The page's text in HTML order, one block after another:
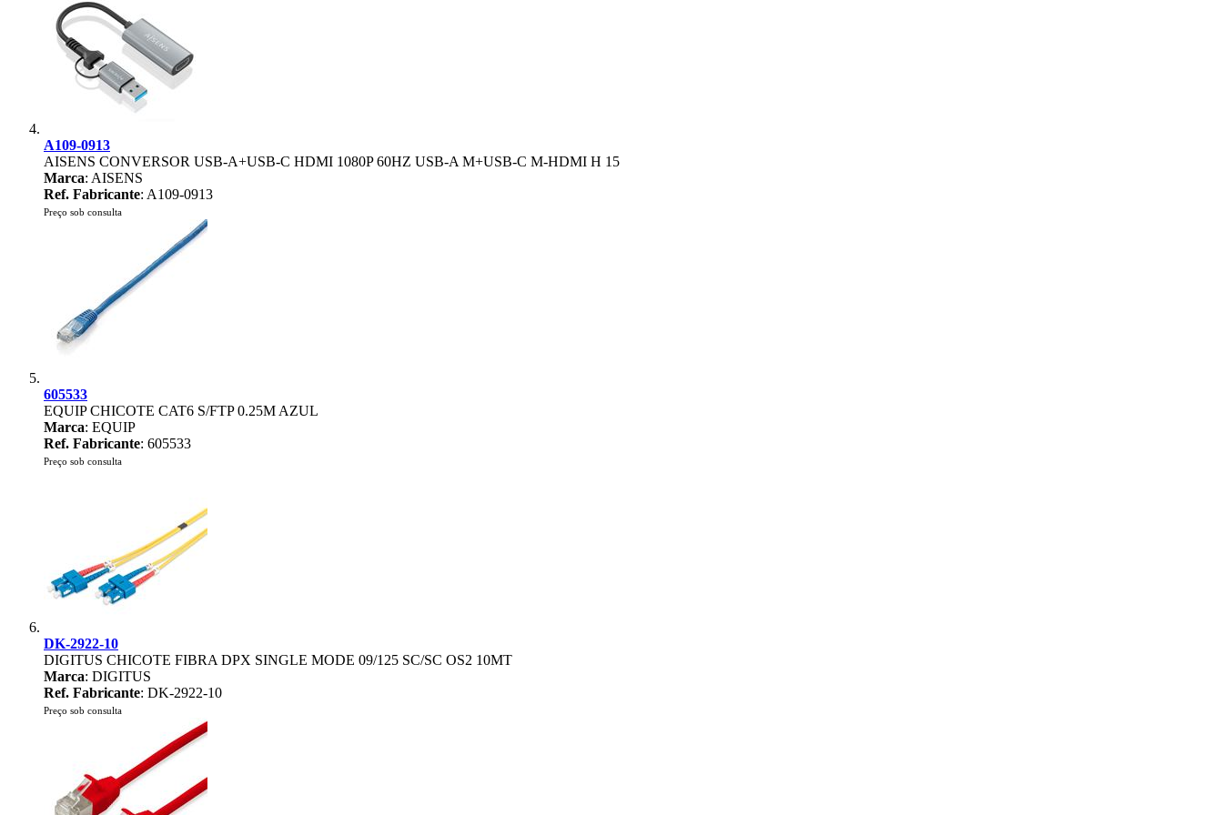
A109-0913
AISENS CONVERSOR USB-A+USB-C HDMI 1080P 60HZ USB-A M+USB-C M-HDMI H 15
Marca: AISENS
Ref. Fabricante: A109-0913
Preço sob consulta
605533
EQUIP CHICOTE CAT6 S/FTP 0.25M AZUL
Marca: EQUIP
Ref. Fabricante: 605533
Preço sob consulta
DK-2922-10
DIGITUS CHICOTE FIBRA DPX SINGLE MODE 09/125 SC/SC OS2 10MT
Marca: DIGITUS
Ref. Fabricante: DK-2922-10
Preço sob consulta